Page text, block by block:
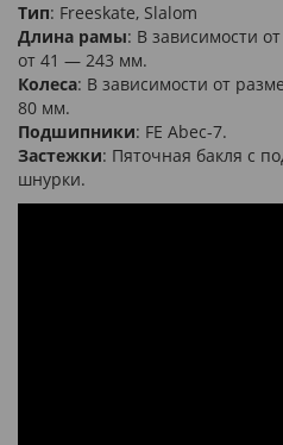
Тип: Freeskate, Slalom
Длина рамы: В зависимости
от 41 — 243 мм.
Колеса: В зависимости от
80 мм.
Подшипники: FE Abec-7.
Застежки: Пяточная бакля с
шнурки.